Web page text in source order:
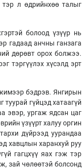
л өдрийнхөө талыг
болоод үзүүр нь
гадаад анчны ганзага
дөрөвт орох болжээ.
тэргүүлэх хүсэлд эрт
бэдрэв. Янгирын
туурай гүйцэд хатаагүй
эвэр, ургаж ядсан цаг
үзүүрт халуу оргин
дүйрээд уурандаа
хавцлын харанхуй руу
гагцхүү яах гэж тэр
зай чөлөөтэй болсонд